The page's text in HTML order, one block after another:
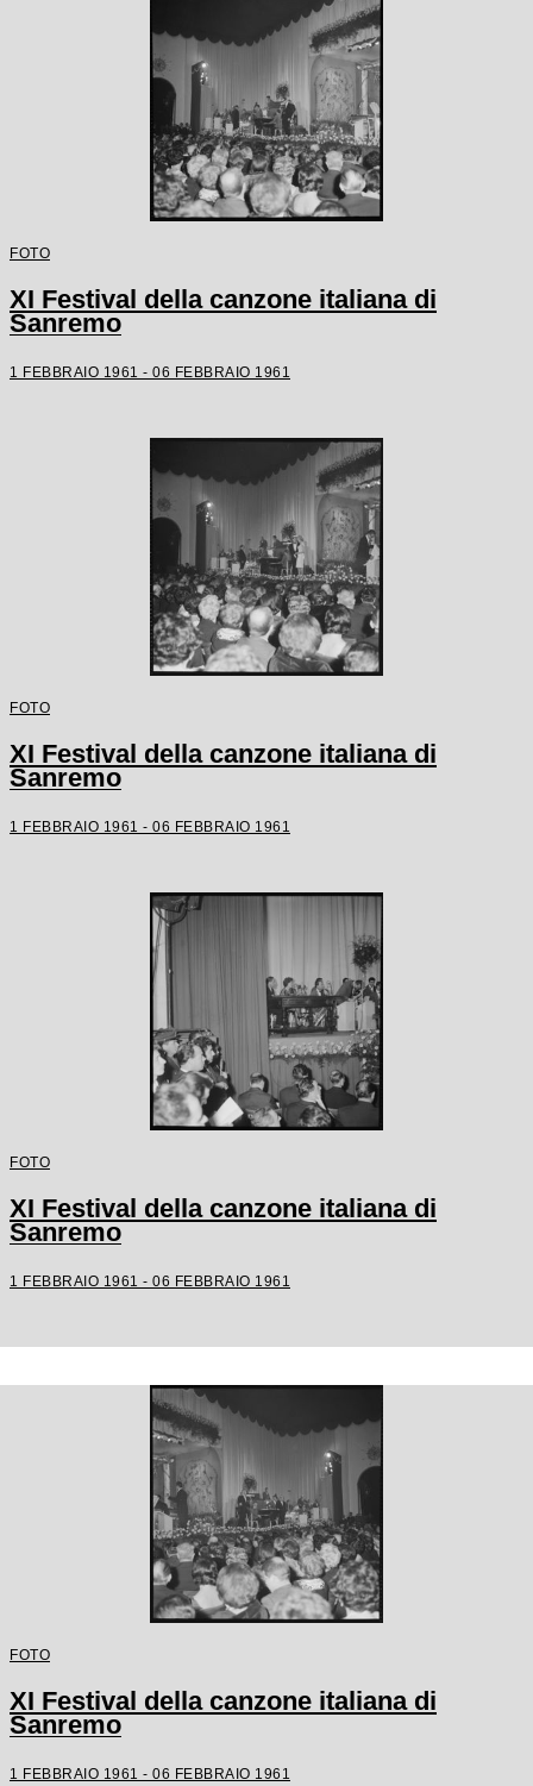
FOTO
XI Festival della canzone italiana di
Sanremo
1 FEBBRAIO 1961 - 06 FEBBRAIO 1961
FOTO
XI Festival della canzone italiana di
Sanremo
1 FEBBRAIO 1961 - 06 FEBBRAIO 1961
FOTO
XI Festival della canzone italiana di
Sanremo
1 FEBBRAIO 1961 - 06 FEBBRAIO 1961
FOTO
XI Festival della canzone italiana di
Sanremo
1 FEBBRAIO 1961 - 06 FEBBRAIO 1961